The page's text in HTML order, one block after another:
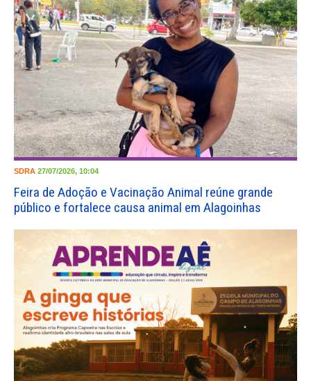
SDRA 27/07/2026, 10:04
Feira de Adoção e Vacinação Animal reúne grande
público e fortalece causa animal em Alagoinhas